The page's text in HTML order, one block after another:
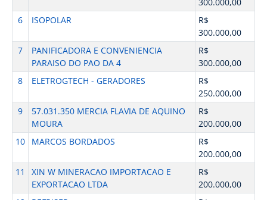
6
ISOPOLAR
R$
300.000,00
7
PANIFICADORA E CONVENIENCIA
PARAISO DO PAO DA 4
R$
300.000,00
8
ELETROGTECH - GERADORES
R$
250.000,00
9
57.031.350 MERCIA FLAVIA DE AQUINO
MOURA
R$
200.000,00
10
MARCOS BORDADOS
R$
200.000,00
11
XIN W MINERACAO IMPORTACAO E
EXPORTACAO LTDA
R$
200.000,00